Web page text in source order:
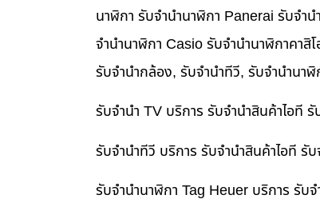
นาฬิกา รับจำนำนาฬิกา Panerai รับจำ
จำนำนาฬิกา Casio รับจำนำนาฬิกาคา
รับจำนำกล้อง, รับจำนำทีวี, รับจำนำนา
รับจำนำ TV บริการ รับจำนำสินค้าไอที
รับจำนำทีวี บริการ รับจำนำสินค้าไอที
รับจำนำนาฬิกา Tag Heuer บริการ รับ